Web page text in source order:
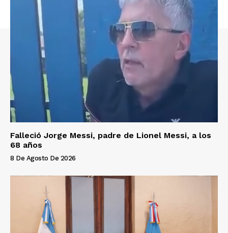
Falleció Jorge Messi, padre de Lionel Messi, a los
68 años
8 De Agosto De 2026